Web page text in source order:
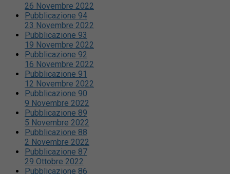
26 Novembre 2022
Pubblicazione 94
23 Novembre 2022
Pubblicazione 93
19 Novembre 2022
Pubblicazione 92
16 Novembre 2022
Pubblicazione 91
12 Novembre 2022
Pubblicazione 90
9 Novembre 2022
Pubblicazione 89
5 Novembre 2022
Pubblicazione 88
2 Novembre 2022
Pubblicazione 87
29 Ottobre 2022
Pubblicazione 86